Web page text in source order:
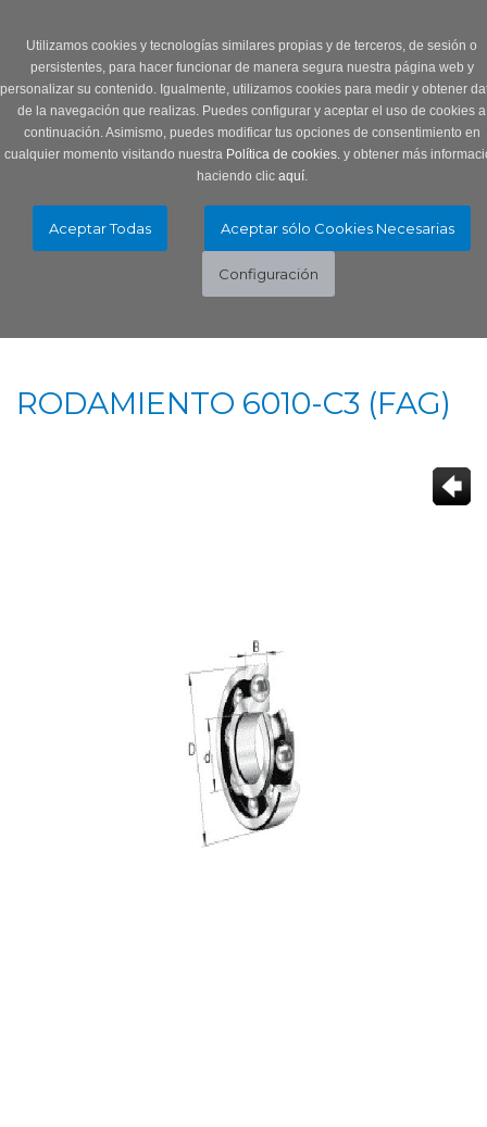
Utilizamos cookies y tecnologías similares propias y de terceros, de sesión o
persistentes, para hacer funcionar de manera segura nuestra página web y
personalizar su contenido. Igualmente, utilizamos cookies para medir y obtener
de la navegación que realizas. Puedes configurar y aceptar el uso de cookies a
continuación. Asimismo, puedes modificar tus opciones de consentimiento en
cualquier momento visitando nuestra Política de cookies.y obtener más
haciendo clic aquí.
RODAMIENTO 6010-C3 (FAG)